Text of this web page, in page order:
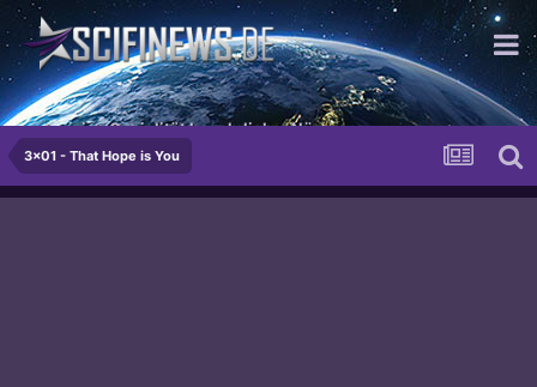
...traurige Genialität begehrlicher Nüsse
3x01 - That Hope is You